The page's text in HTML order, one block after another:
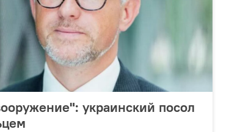
украинский посол